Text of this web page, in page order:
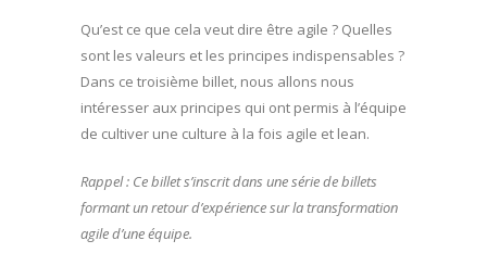
Qu’est ce que cela veut dire être agile ? Quelles
sont les valeurs et les principes indispensables ?
Dans ce troisième billet, nous allons nous
intéresser aux principes qui ont permis à l’équipe
de cultiver une culture à la fois agile et lean.
Rappel : Ce billet s’inscrit dans une série de billets
formant un retour d’expérience sur la transformation
agile d’une équipe.